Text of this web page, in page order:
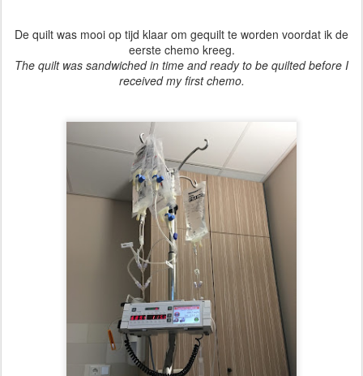
De quilt was mooi op tijd klaar om gequilt te worden voordat ik de
eerste chemo kreeg.
The quilt was sandwiched in time and ready to be quilted before I
received my first chemo.